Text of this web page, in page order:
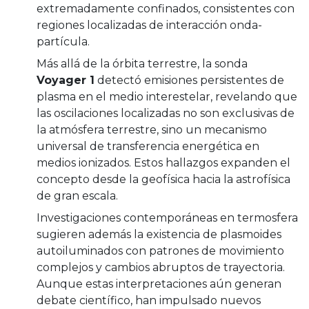
extremadamente confinados, consistentes con
regiones localizadas de interacción onda-
partícula.
Más allá de la órbita terrestre, la sonda
Voyager 1 detectó emisiones persistentes de
plasma en el medio interestelar, revelando que
las oscilaciones localizadas no son exclusivas de
la atmósfera terrestre, sino un mecanismo
universal de transferencia energética en
medios ionizados. Estos hallazgos expanden el
concepto desde la geofísica hacia la astrofísica
de gran escala.
Investigaciones contemporáneas en termosfera
sugieren además la existencia de plasmoides
autoiluminados con patrones de movimiento
complejos y cambios abruptos de trayectoria.
Aunque estas interpretaciones aún generan
debate científico, han impulsado nuevos